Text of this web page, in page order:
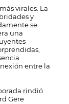
virales. La
y
se
una
entre la
rindió
Gere